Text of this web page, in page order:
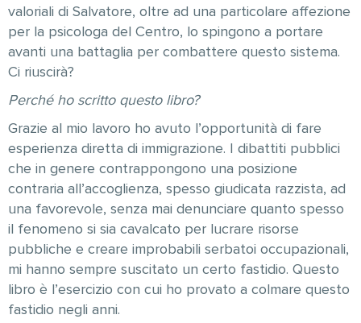
valoriali di Salvatore, oltre ad una particolare affezione
per la psicologa del Centro, lo spingono a portare
avanti una battaglia per combattere questo sistema.
Ci riuscirà?
Perché ho scritto questo libro?
Grazie al mio lavoro ho avuto l’opportunità di fare
esperienza diretta di immigrazione. I dibattiti pubblici
che in genere contrappongono una posizione
contraria all’accoglienza, spesso giudicata razzista, ad
una favorevole, senza mai denunciare quanto spesso
il fenomeno si sia cavalcato per lucrare risorse
pubbliche e creare improbabili serbatoi occupazionali,
mi hanno sempre suscitato un certo fastidio. Questo
libro è l’esercizio con cui ho provato a colmare questo
fastidio negli anni.